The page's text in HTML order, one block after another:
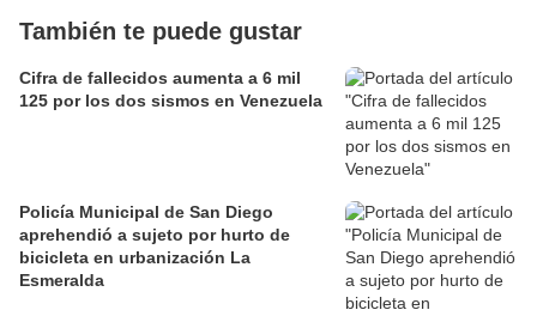
También te puede gustar
Cifra de fallecidos aumenta a 6 mil
125 por los dos sismos en Venezuela
Policía Municipal de San Diego
aprehendió a sujeto por hurto de
bicicleta en urbanización La
Esmeralda